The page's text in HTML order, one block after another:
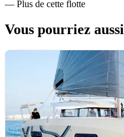
— Plus de cette flotte
Vous pourriez aussi